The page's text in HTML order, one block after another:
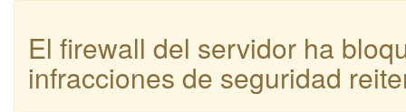
El firewall del servidor ha
infracciones de seguridad